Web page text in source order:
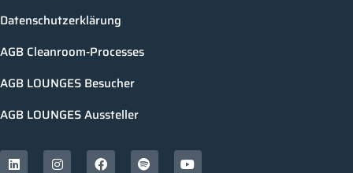
Datenschutzerklärung
AGB Cleanroom-Processes
AGB LOUNGES Besucher
AGB LOUNGES Aussteller